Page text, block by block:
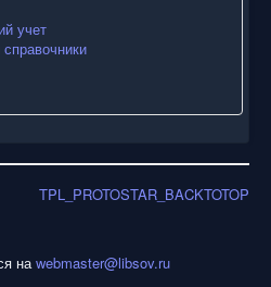
учет
TPL_PROTOSTAR_BACKTOTOP
на webmaster@libsov.ru